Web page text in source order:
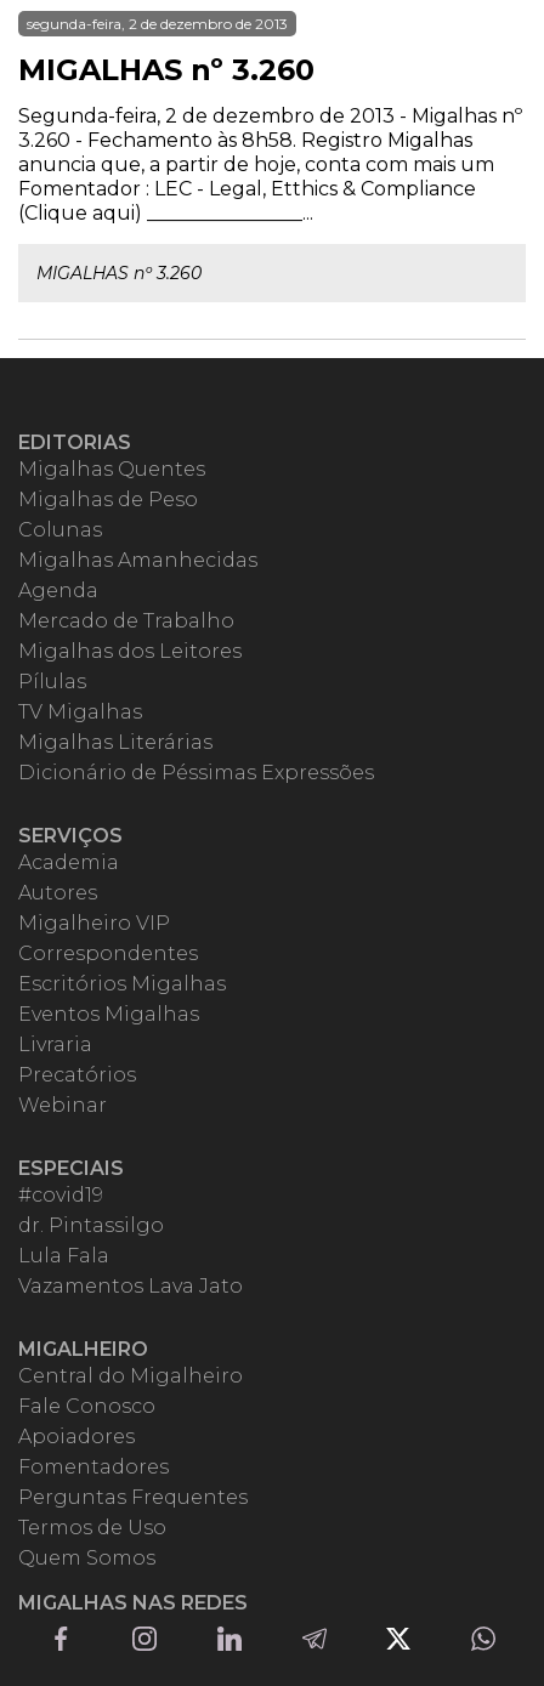
segunda-feira, 2 de dezembro de 2013
MIGALHAS nº 3.260
Segunda-feira, 2 de dezembro de 2013 - Migalhas nº
3.260 - Fechamento às 8h58. Registro Migalhas
anuncia que, a partir de hoje, conta com mais um
Fomentador : LEC - Legal, Etthics & Compliance
(Clique aqui) ________________...
MIGALHAS nº 3.260
EDITORIAS
Migalhas Quentes
Migalhas de Peso
Colunas
Migalhas Amanhecidas
Agenda
Mercado de Trabalho
Migalhas dos Leitores
Pílulas
TV Migalhas
Migalhas Literárias
Dicionário de Péssimas Expressões
SERVIÇOS
Academia
Autores
Migalheiro VIP
Correspondentes
Escritórios Migalhas
Eventos Migalhas
Livraria
Precatórios
Webinar
ESPECIAIS
#covid19
dr. Pintassilgo
Lula Fala
Vazamentos Lava Jato
MIGALHEIRO
Central do Migalheiro
Fale Conosco
Apoiadores
Fomentadores
Perguntas Frequentes
Termos de Uso
Quem Somos
MIGALHAS NAS REDES